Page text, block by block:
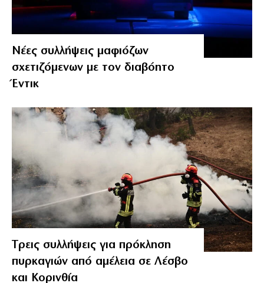
Νέες συλλήψεις μαφιόζων
σχετιζόμενων με τον διαβόητο
Έντικ
Tρεις συλλήψεις για πρόκληση
πυρκαγιών από αμέλεια σε Λέσβο
και Κορινθία